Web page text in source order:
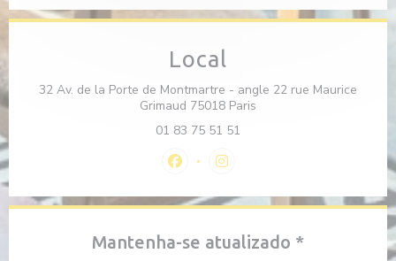
Local
32 Av. de la Porte de Montmartre - angle 22 rue Maurice
Grimaud 75018 Paris
01 83 75 51 51
Facebook ((abre numa nova janela))
Instagram ((abre numa nova
Mantenha-se atualizado *